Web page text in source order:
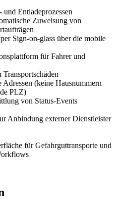
Entladeprozessen
Zuweisung von
Sign-on-glass über die mobile
für Fahrer und
(keine Hausnummern
PLZ)
von Status-Events
Anbindung externer Dienstleister
für Gefahrguttransporte und